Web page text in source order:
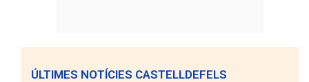
ÚLTIMES NOTÍCIES CASTELLDEFELS